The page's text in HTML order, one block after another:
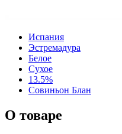
Испания
Эстремадура
Белое
Сухое
13.5%
Совиньон Блан
О товаре